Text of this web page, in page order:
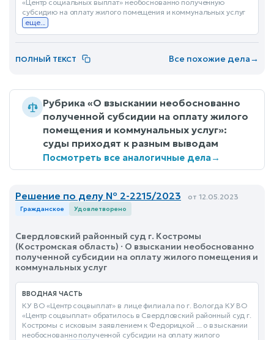
«Центр социальных выплат» необоснованно полученную
субсидию на оплату жилого помещения и коммунальных услуг
еще...
ПОЛНЫЙ ТЕКСТ Все похожие дела→
Рубрика «О взыскании необоснованно
полученной субсидии на оплату жилого
помещения и коммунальных услуг»:
суды приходят к разным выводам
Посмотреть все аналогичные дела→
Решение по делу № 2-2215/2023 от 12.05.2023
Гражданское Удовлетворено
Свердловский районный суд г. Костромы
(Костромская область) · О взыскании необоснованно
полученной субсидии на оплату жилого помещения и
коммунальных услуг
ВВОДНАЯ ЧАСТЬ
КУ ВО «Центр соцвыплат» в лице филиала по г. Вологда КУ ВО
«Центр соцвыплат» обратилось в Свердловский районный суд г.
Костромы с исковым заявлением к Федорицкой ... о взыскании
необоснованно полученной субсидии на оплату жилого